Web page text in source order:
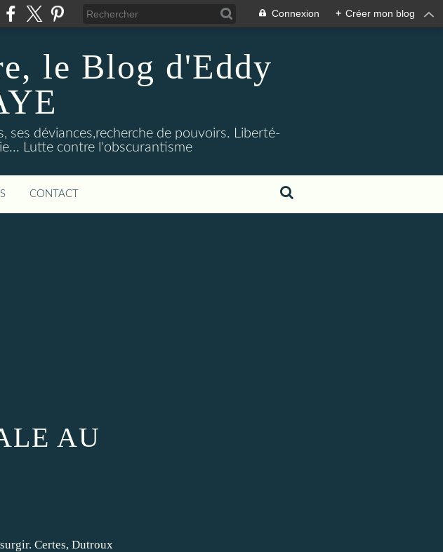
Connexion + Créer mon blog
le Blog d'Eddy
ses déviances,recherche de pouvoirs. Liberté-
Lutte contre l'obscurantisme
CONTACT
AU
Certes, Dutroux